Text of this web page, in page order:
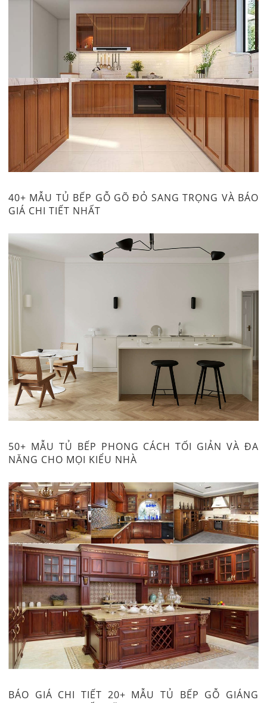
40+ MẪU TỦ BẾP GỖ GÕ ĐỎ SANG TRỌNG VÀ BÁO
GIÁ CHI TIẾT NHẤT
50+ MẪU TỦ BẾP PHONG CÁCH TỐI GIẢN VÀ ĐA
NĂNG CHO MỌI KIỂU NHÀ
BÁO GIÁ CHI TIẾT 20+ MẪU TỦ BẾP GỖ GIÁNG